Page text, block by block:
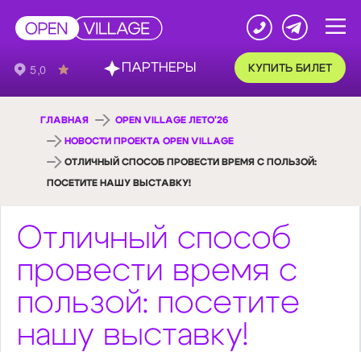
КУПИТЬ БИЛЕТ
ГЛАВНАЯ OPEN VILLAGE ЛЕТО'26
НОВОСТИ ПРОЕКТА OPEN VILLAGE
ОТЛИЧНЫЙ СПОСОБ ПРОВЕСТИ ВРЕМЯ С ПОЛЬЗОЙ:
ПОСЕТИТЕ НАШУ ВЫСТАВКУ!
Отличный способ
провести время с
пользой: посетите
нашу выставку!